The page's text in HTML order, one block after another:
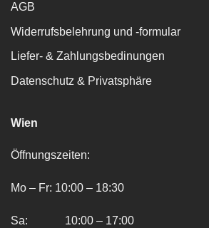
AGB
Widerrufsbelehrung und -formular
Liefer- & Zahlungsbedinungen
Datenschutz & Privatsphäre
Wien
Öffnungszeiten:
Mo – Fr: 10:00 – 18:30
Sa: 10:00 – 17:00